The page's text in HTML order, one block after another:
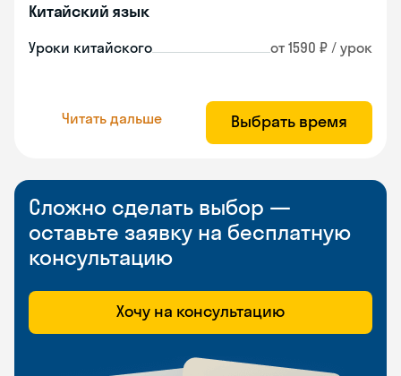
Китайский язык
Уроки китайского от 1590 ₽ / урок
Читать дальше Выбрать время
Сложно сделать выбор —
оставьте заявку на бесплатную
консультацию
Хочу на консультацию